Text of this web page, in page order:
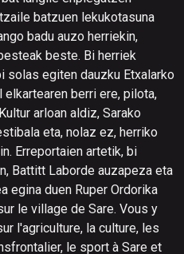
batzuen lekukotasuna
badu auzo herriekin,
beste. Bi herriek
solas egiten dauzku Etxalarko
elkartearen berri ere, pilota,
arloan aldiz, Sarako
eta, nolaz ez, herriko
Erreportaien artetik, bi
Battitt Laborde auzapeza eta
egina duen Ruper Ordorika
le village de Sare. Vous y
l'agriculture, la culture, les
le sport à Sare et